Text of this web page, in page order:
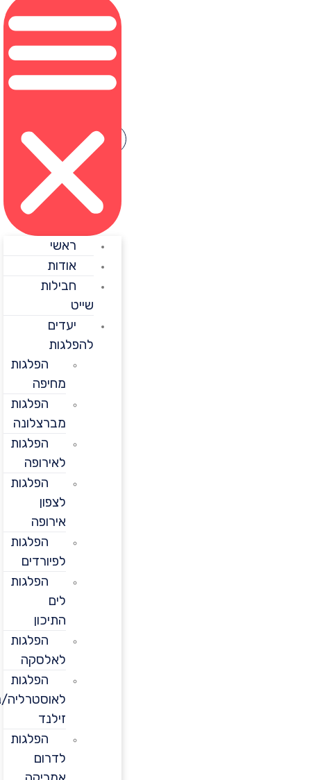
ראשי
אודות
חבילות
יעדים
להפלגות
הפלגות
מחיפה
הפלגות
מברצלונה
הפלגות
לאירופה
הפלגות
אירופה
הפלגות
לפיורדים
הפלגות
התיכון
הפלגות
לאלסקה
הפלגות
לאוסטרליה/ניו
הפלגות
לדרום